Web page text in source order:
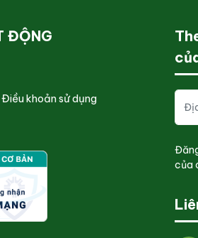
ĐỘNG
khoản sử dụng
của